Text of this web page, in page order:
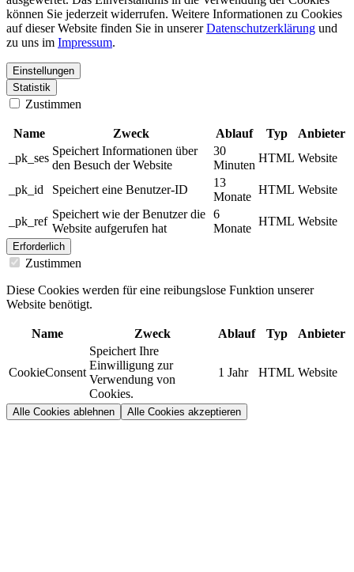
können Sie jederzeit widerrufen. Weitere Informationen zu Cookies
auf dieser Website finden Sie in unsererDatenschutzerklärung und
zu uns im Impressum.
Einstellungen
Statistik
Zustimmen
Name Zweck Ablauf Typ
Anbieter
_pk_ses
Speichert Informationen über
den Besuch der Website
30
Minuten
HTML Website
_pk_id Speichert eine Benutzer-ID
13
Monate
HTML Website
_pk_ref
Speichert wie der Benutzer die
Website aufgerufen hat
6
Monate
HTML Website
Erforderlich
Zustimmen
Diese Cookies werden für eine reibungslose Funktion unserer
Website benötigt.
Name Zweck Ablauf Typ Anbieter
CookieConsent
Speichert Ihre
Einwilligung zur
Verwendung von
Cookies.
1 Jahr HTML Website
Alle Cookies ablehnen Alle Cookies akzeptieren